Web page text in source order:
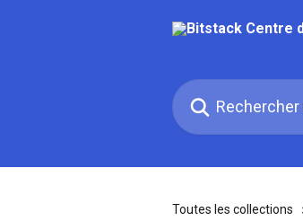
Rechercher un article...
Toutes les collections